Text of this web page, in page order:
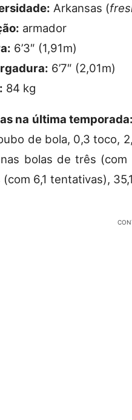
Arkansas (
armador
6’3″ (1,91m)
6’7″ (2,01m)
84 kg
na última temporada:
de bola, 0,3 toco,
bolas de três
(com 6,1 tentativas),